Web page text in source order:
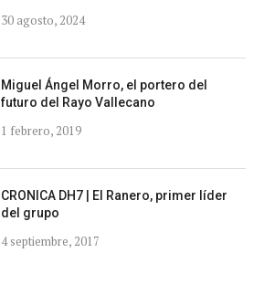
30 agosto, 2024
Miguel Ángel Morro, el portero del
futuro del Rayo Vallecano
1 febrero, 2019
CRONICA DH7 | El Ranero, primer líder
del grupo
4 septiembre, 2017